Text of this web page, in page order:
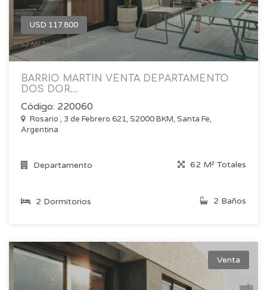
USD 117.800
62 M² Totales 16
BARRIO MARTIN VENTA DEPARTAMENTO
DOS DOR...
Código: 220060
Rosario , 3 de Febrero 621, S2000 BKM, Santa Fe,
Argentina
Departamento 62 M² Totales
2 Dormitorios 2 Baños
Venta